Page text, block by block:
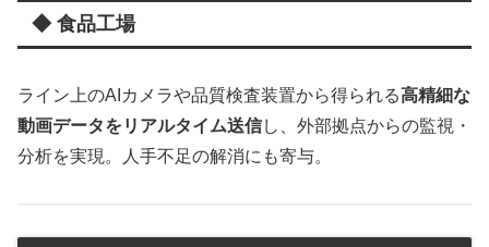
◆ 食品工場
ライン上のAIカメラや品質検査装置から得られる高精細な
動画データをリアルタイム送信し、外部拠点からの監視・
分析を実現。人手不足の解消にも寄与。